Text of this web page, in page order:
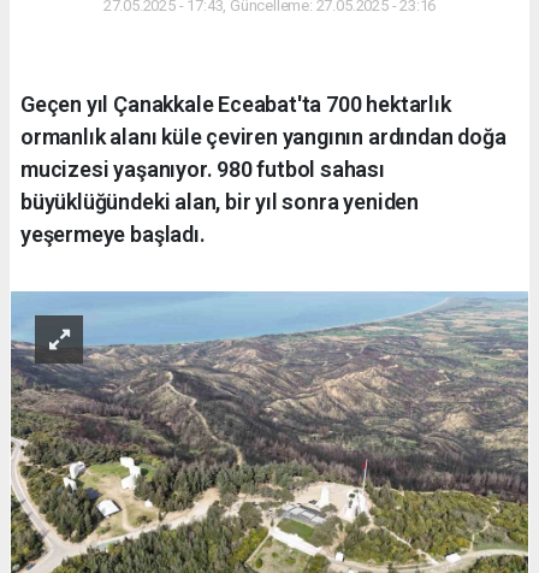
27.05.2025 - 17:43, Güncelleme: 27.05.2025 - 23:16
Geçen yıl Çanakkale Eceabat'ta 700 hektarlık
ormanlık alanı küle çeviren yangının ardından doğa
mucizesi yaşanıyor. 980 futbol sahası
büyüklüğündeki alan, bir yıl sonra yeniden
yeşermeye başladı.